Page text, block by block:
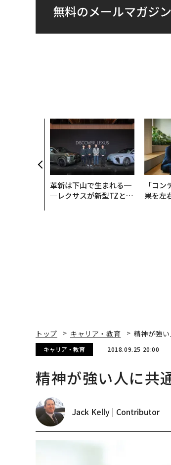
無料のメールマガジ
革新は下山で生まれる─
─レクサスが新型TZとE
「コ
果を左
トップ キャリア・教育 精神が強
キャリア・教育 2018.09.25 20:00
精神が強い人に共
Jack Kelly | Contributor